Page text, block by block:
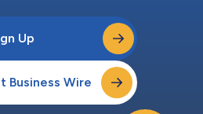
Up
Business Wire